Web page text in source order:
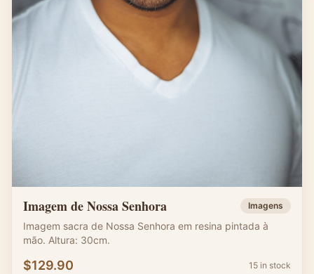
Imagem de Nossa Senhora Imagens
Imagem sacra de Nossa Senhora em resina pintada à
mão. Altura: 30cm.
$129.90 15 in stock